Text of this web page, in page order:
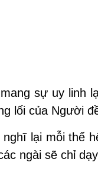
sự uy linh
lối của Người
lại mỗi thế
ngài sẽ chỉ